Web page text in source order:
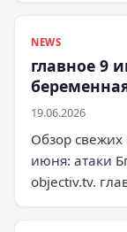
NEWS
главное 9
19.06.2026
Обзор свежих
июня: атаки
objectiv.tv.